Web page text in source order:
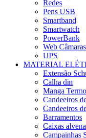
Redes
Pens USB
Smartband
Smartwatch
PowerBank
Web Câmaras
UPS
MATERIAL
Extensão
Calha din
Manga
Candeeiros
Candeeiros
Barramentos
Caixas
Campainhas